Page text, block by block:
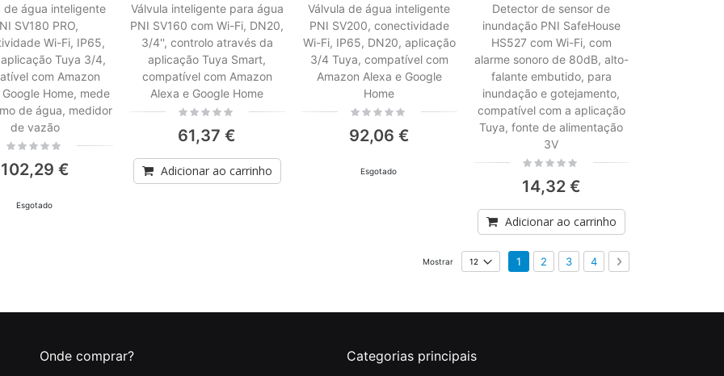
de água inteligente
SV180 PRO,
Wi-Fi, IP65,
Tuya 3/4,
com Amazon
Home, mede
de água, medidor
de vazão
Rating:
102,29 €
Esgotado
Válvula inteligente para água
PNI SV160 com Wi-Fi, DN20,
3/4'', controlo através da
aplicação Tuya Smart,
compatível com Amazon
Alexa e Google Home
Rating:
61,37 €
Adicionar ao carrinho
Válvula de água inteligente
PNI SV200, conectividade
Wi-Fi, IP65, DN20, aplicação
3/4 Tuya, compatível com
Amazon Alexa e Google
Home
Rating:
92,06 €
Esgotado
Detector de sensor de
inundação PNI SafeHouse
HS527 com Wi-Fi, com
alarme sonoro de 80dB, alto-
falante embutido, para
inundação e gotejamento,
compatível com a aplicação
Tuya, fonte de alimentação
3V
Rating:
14,32 €
Adicionar ao carrinho
Página
Está de momento a ler a página
1 Página
2 Página
3 Página
4 Página
Seguinte
Mostrar
Onde comprar? Categorias principais